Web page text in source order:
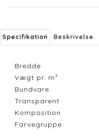
Specifikation Beskrivelse
Bredde
Vægt pr. m²
Bundvare
Transparent
Komposition
Farvegruppe